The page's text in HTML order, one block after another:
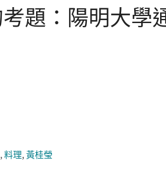
題：陽明大學
,料理,黃桂瑩